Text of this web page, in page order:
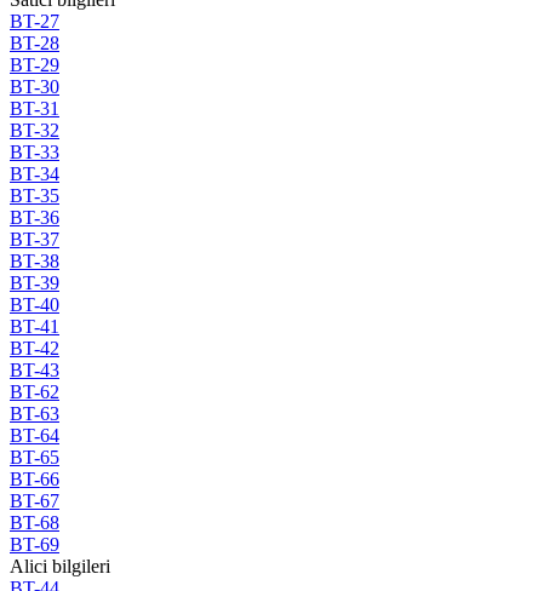
BT-27
BT-28
BT-29
BT-30
BT-31
BT-32
BT-33
BT-34
BT-35
BT-36
BT-37
BT-38
BT-39
BT-40
BT-41
BT-42
BT-43
BT-62
BT-63
BT-64
BT-65
BT-66
BT-67
BT-68
BT-69
Alici bilgileri